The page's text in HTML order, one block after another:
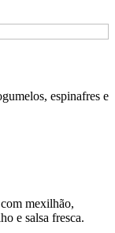
espinafres e
mexilhão,
e salsa fresca.